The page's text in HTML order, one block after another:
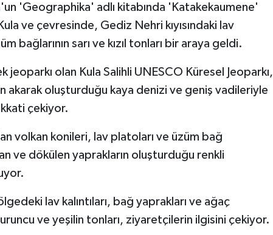
'Geographika' adlı kitabında 'Katakekaumene'
ve çevresinde, Gediz Nehri kıyısındaki lav
bağlarının sarı ve kızıl tonları bir araya geldi.
olan Kula Salihli UNESCO Küresel Jeoparkı,
akarak oluşturduğu kaya denizi ve geniş vadileriyle
çekiyor.
volkan konileri, lav platoları ve üzüm bağ
ve dökülen yaprakların oluşturduğu renkli
lav kalıntıları, bağ yaprakları ve ağaç
ve yeşilin tonları, ziyaretçilerin ilgisini çekiyor.